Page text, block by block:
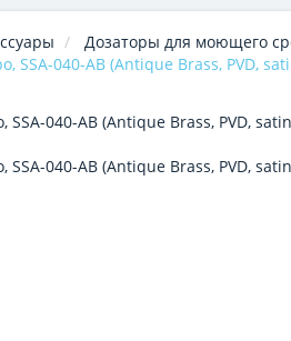
Дозаторы для моющего
SSA-040-AB (Antique Brass, PVD,